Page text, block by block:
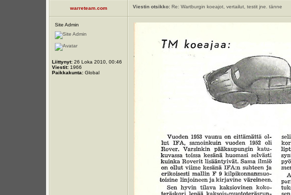
warreteam.com Viestin otsikko: Re: Wartburgin koeajot, vertailut, testit jne. tänne
Site Admin
Liittynyt: 26 Loka 2010, 00:46
Viestit: 1966
Paikkakunta: Global